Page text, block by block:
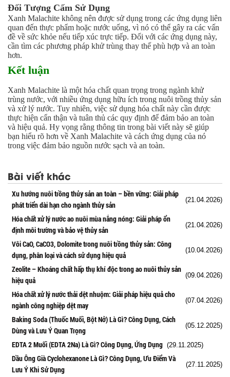
Đối Tượng Cấm Sử Dụng
Xanh Malachite không nên được sử dụng trong các ứng dụng liên
quan đến thực phẩm hoặc nước uống, vì nó có thể gây ra các vấn
đề về sức khỏe nếu tiếp xúc trực tiếp. Đối với các ứng dụng này,
cần tìm các phương pháp khử trùng thay thế phù hợp và an toàn
hơn.
Kết luận
Xanh Malachite là một hóa chất quan trọng trong ngành khử
trùng nước, với nhiều ứng dụng hữu ích trong nuôi trồng thủy sản
và xử lý nước. Tuy nhiên, việc sử dụng hóa chất này cần được
thực hiện cẩn thận và tuân thủ các quy định để đảm bảo an toàn
và hiệu quả. Hy vọng rằng thông tin trong bài viết này sẽ giúp
bạn hiểu rõ hơn về Xanh Malachite và cách ứng dụng của nó
trong việc đảm bảo nguồn nước sạch và an toàn.
Bài viết khác
Xu hướng nuôi trồng thủy sản an toàn – bền vững: Giải pháp
phát triển dài hạn cho ngành thủy sản
(21.04.2026)
Hóa chất xử lý nước ao nuôi mùa nắng nóng: Giải pháp ổn
định môi trường và bảo vệ thủy sản
(21.04.2026)
Vôi CaO, CaCO3, Dolomite trong nuôi trồng thủy sản: Công
dụng, phân loại và cách sử dụng hiệu quả
(10.04.2026)
Zeolite – Khoáng chất hấp thụ khí độc trong ao nuôi thủy sản
hiệu quả
(09.04.2026)
Hóa chất xử lý nước thải dệt nhuộm: Giải pháp hiệu quả cho
ngành công nghiệp dệt may
(07.04.2026)
Baking Soda (Thuốc Muối, Bột Nở) Là Gì? Công Dụng, Cách
Dùng và Lưu Ý Quan Trọng
(05.12.2025)
EDTA 2 Muối (EDTA 2Na) Là Gì? Công Dụng, Ứng Dụng (29.11.2025)
Dầu Ông Già Cyclohexanone Là Gì? Công Dụng, Ưu Điểm Và
Lưu Ý Khi Sử Dụng
(27.11.2025)